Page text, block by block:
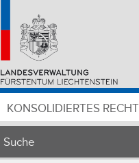
KONSOLIDIERTES RECHT
Suche